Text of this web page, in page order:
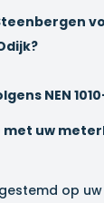
?
NEN
uw
op